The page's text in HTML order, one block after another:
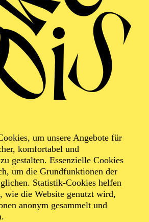
um unsere Angebote für
komfortabel und
gestalten. Essenzielle Cookies
um die Grundfunktionen der
Statistik-Cookies helfen
wie die Website genutzt wird,
anonym gesammelt und
Kinder